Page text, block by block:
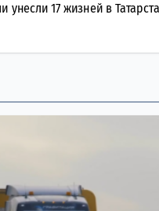
унесли 17 жизней в